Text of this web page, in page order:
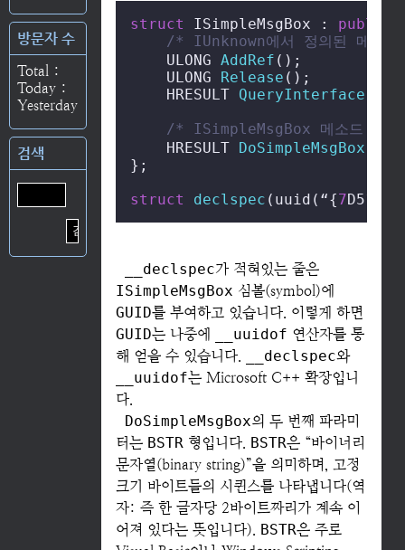
방문자 수
Total :
Today :
Yesterday :
검색
struct ISimpleMsgBox : public
/* IUnknown에서 정의된 메소
ULONG AddRef () ;
ULONG Release () ;
HRESULT QueryInterface
/* ISimpleMsgBox 메소드 */
HRESULT DoSimpleMsgBox
};
struct
declspec ( uuid(“{7
__declspec가 적혀있는 줄은
ISimpleMsgBox 심볼(symbol)에
GUID를 부여하고 있습니다. 이렇게 하면
GUID는 나중에 __uuidof 연산자를 통
해 얻을 수 있습니다.
__declspec와
__uuidof는 Microsoft C++ 확장입니
다.
DoSimpleMsgBox의 두 번째 파라미
터는 BSTR형입니다. BSTR은 “바이너리
문자열(binary string)”을 의미하며, 고정
크기 바이트들의 시퀸스를 나타냅니다(역
자: 즉 한 글자당 2바이트짜리가 계속 이
어져 있다는 뜻입니다). BSTR은 주로